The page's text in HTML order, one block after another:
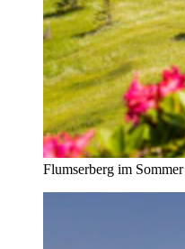
Flumserberg im